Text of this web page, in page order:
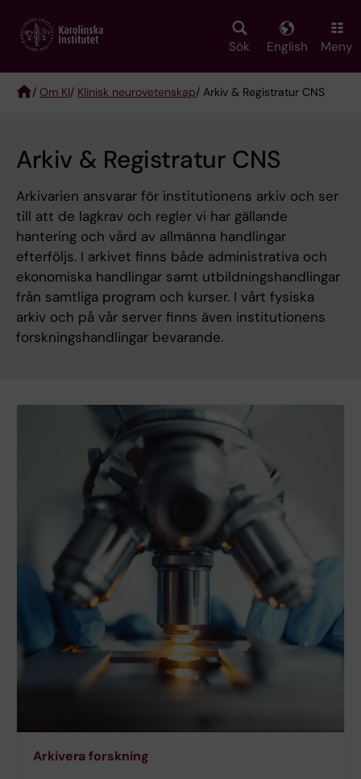
main
Sök English Meny
/ Om KI/ Klinisk neurovetenskap/ Arkiv & Registratur CNS
Arkiv & Registratur CNS
Arkivarien ansvarar för institutionens arkiv och ser
till att de lagkrav och regler vi har gällande
hantering och vård av allmänna handlingar
efterföljs. I arkivet finns både administrativa och
ekonomiska handlingar samt utbildningshandlingar
från samtliga program och kurser. I vårt fysiska
arkiv och på vår server finns även institutionens
forskningshandlingar bevarande.
Arkivera forskning